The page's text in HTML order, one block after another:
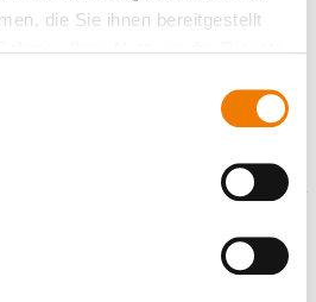
die Sie ihnen bereitgestellt
Produktdetails